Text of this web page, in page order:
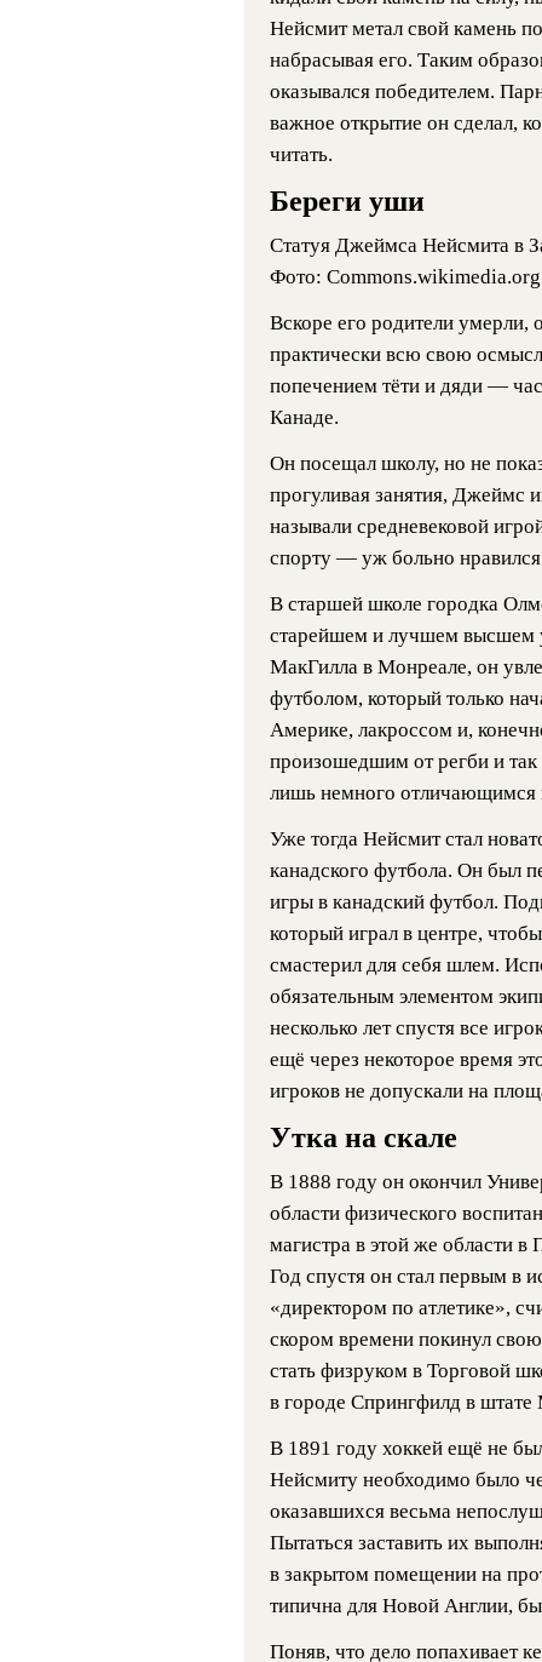
Нейсмит метал свой камень
набрасывая его. Таким
оказывался победителем.
важное открытие он сделал,
читать.
Береги уши
Статуя Джеймса Нейсмита в
Фото:
Вскоре его родители умерли,
практически всю свою
попечением тёти и дяди —
Канаде.
Он посещал школу, но не
прогуливая занятия, Джеймс
называли средневековой
спорту — уж больно
В старшей школе городка
старейшем и лучшем высшем
МакГилла в Монреале, он
футболом, который только
Америке, лакроссом и,
произошедшим от регби и
лишь немного отличающимся
Уже тогда Нейсмит стал
канадского футбола. Он был
игры в канадский футбол.
который играл в центре,
смастерил для себя шлем.
обязательным элементом
несколько лет спустя все
ещё через некоторое время
игроков не допускали на
Утка на скале
В 1888 году он окончил
области физического
магистра в этой же области
Год спустя он стал первым в
«директором по атлетике»,
скором времени покинул
стать физруком в Торговой
в городе Спрингфилд в штате
В 1891 году хоккей ещё не
Нейсмиту необходимо было
оказавшихся весьма
Пытаться заставить их
в закрытом помещении на
типична для Новой Англии,
Поняв, что дело попахивает